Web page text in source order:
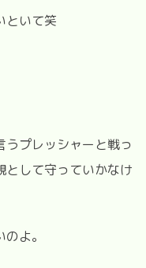
といて笑
プレッシャーと戦っ
として守っていかなけ
よ。